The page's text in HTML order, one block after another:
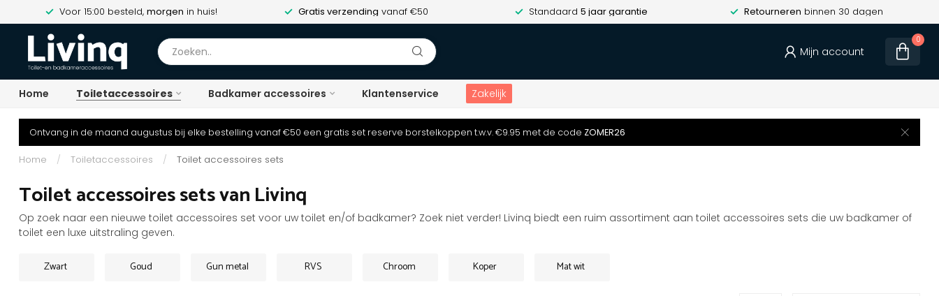
Voor 15:00 besteld, morgen in huis! Gratis verzending vanaf €50 Standaard 5 jaar garantie Retourneren binnen 30 dagen
Mijn account
0
Home Toiletaccessoires Badkamer accessoires Klantenservice Zakelijk
Ontvang in de maand augustus bij elke bestelling vanaf €50 een gratis set reserve borstelkoppen t.w.v. €9.95 met de code ZOMER26
Home / Toiletaccessoires / Toilet accessoires sets
Toilet accessoires sets van Livinq
Op zoek naar een nieuwe toilet accessoires set voor uw toilet en/of badkamer? Zoek niet verder! Livinq biedt een ruim assortiment aan toilet accessoires sets die uw badkamer of
toilet een luxe uitstraling geven.
Zwart Goud Gun metal RVS Chroom Koper Mat wit